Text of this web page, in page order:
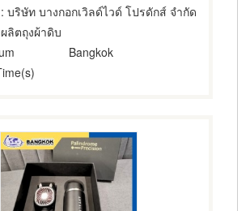
: บริษัท บางกอกเวิลด์ไวด์ โปรดักส์ จำกัด
ลิตถุงผ้าดิบ
Bangkok